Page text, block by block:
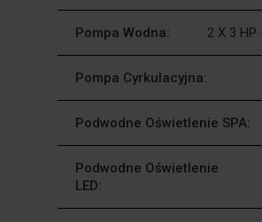
Pompa Wodna: 2 X 3 HP
Pompa Cyrkulacyjna:
Podwodne Oświetlenie SPA:
Podwodne Oświetlenie
LED: